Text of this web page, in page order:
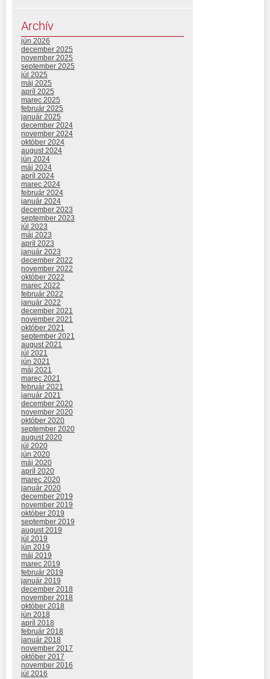
Archív
jún 2026
december 2025
november 2025
september 2025
júl 2025
máj 2025
apríl 2025
marec 2025
február 2025
január 2025
december 2024
november 2024
október 2024
august 2024
jún 2024
máj 2024
apríl 2024
marec 2024
február 2024
január 2024
december 2023
september 2023
júl 2023
máj 2023
apríl 2023
január 2023
december 2022
november 2022
október 2022
marec 2022
február 2022
január 2022
december 2021
november 2021
október 2021
september 2021
august 2021
júl 2021
jún 2021
máj 2021
marec 2021
február 2021
január 2021
december 2020
november 2020
október 2020
september 2020
august 2020
júl 2020
jún 2020
máj 2020
apríl 2020
marec 2020
január 2020
december 2019
november 2019
október 2019
september 2019
august 2019
júl 2019
jún 2019
máj 2019
marec 2019
február 2019
január 2019
december 2018
november 2018
október 2018
jún 2018
apríl 2018
február 2018
január 2018
november 2017
október 2017
november 2016
júl 2016